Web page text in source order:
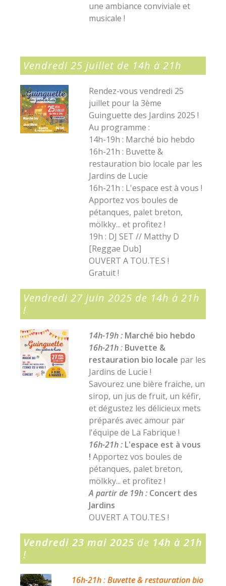
une ambiance conviviale et
musicale !
Vendredi 25 juillet de 14h à 21h
Rendez-vous vendredi 25
juillet pour la 3ème
Guinguette des Jardins 2025 !
Au programme :
14h-19h : Marché bio hebdo
16h-21h : Buvette &
restauration bio locale par les
Jardins de Lucie
16h-21h : L'espace est à vous !
Apportez vos boules de
pétanques, palet breton,
mölkky... et profitez !
19h : DJ SET // Matthy D
[Reggae Dub]
OUVERT A TOU.TE.S !
Gratuit !
Vendredi 27 juin 2025 de 14h à 21h
!
14h-19h : Marché bio hebdo
16h-21h: Buvette &
restauration bio locale par les
Jardins de Lucie !
Savourez une bière fraiche, un
sirop, un jus de fruit, un kéfir,
et dégustez les délicieux mets
préparés avec amour par
l'équipe de La Fabrique !
16h-21h : L'espace est à vous
! Apportez vos boules de
pétanques, palet breton,
mölkky... et profitez !
A partir de 19h : Concert des
Jardins
OUVERT A TOU.TE.S !
Vendredi 23 mai 2025 de 14h à 21h
!
16h-21h:Buvette & restauration bio